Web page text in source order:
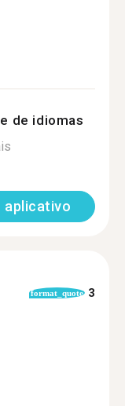
de idiomas
aplicativo
format_quote 3